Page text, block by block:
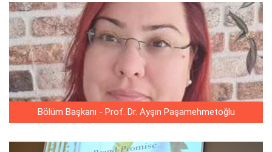
Bölüm Başkanı - Prof. Dr. Ayşın Paşamehmetoğlu